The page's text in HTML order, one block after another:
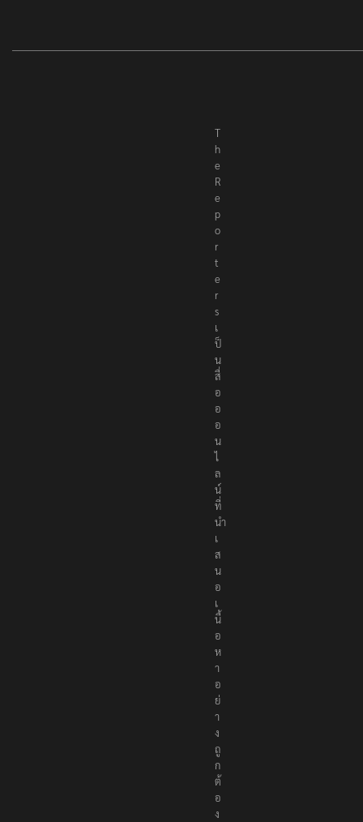
T
h
e
R
e
p
o
r
t
e
r
s
เ
ป็
น
สื่
อ
อ
อ
น
ไ
ล
น์
ที่
นำ
เ
ส
น
อ
เ
นื้
อ
ห
า
อ
ย่
า
ง
ถู
ก
ต้
อ
ง